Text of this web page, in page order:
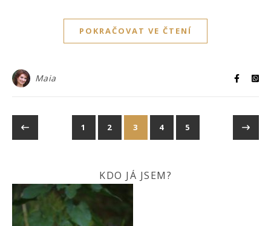
POKRAČOVAT VE ČTENÍ
Maia
1 2 3 4 5
KDO JÁ JSEM?